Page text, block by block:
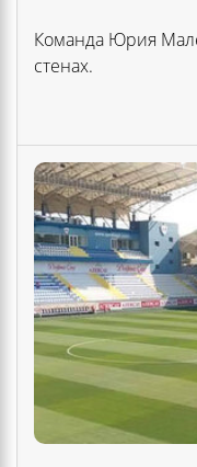
Команда Юрия
стенах.